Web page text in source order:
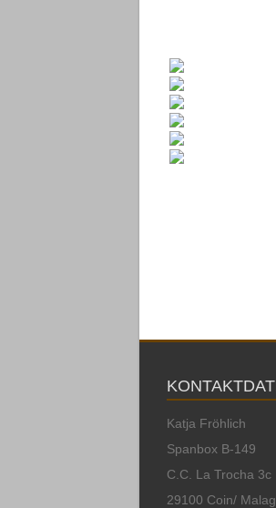
Katja Fröhlich
Spanbox B-149
C.C. La Trocha 3c
29100 Coin/